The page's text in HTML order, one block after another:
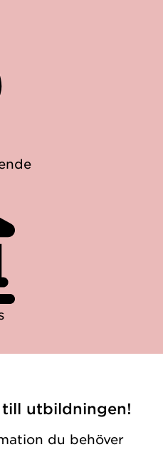
utbildningen!
du behöver